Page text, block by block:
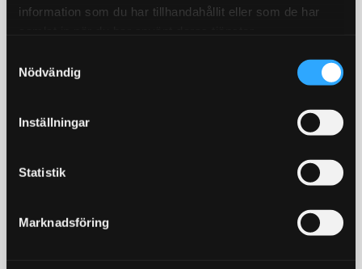
information som du har tillhandahållit eller som de har
Nödvändig
Inställningar
Statistik
Marknadsföring
Foliatec, flera olika färger!
rullistan
KÖP